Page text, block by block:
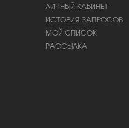
ЛИЧНЫЙ КАБИНЕТ
ИСТОРИЯ ЗАПРОСОВ
МОЙ СПИСОК
РАССЫЛКА